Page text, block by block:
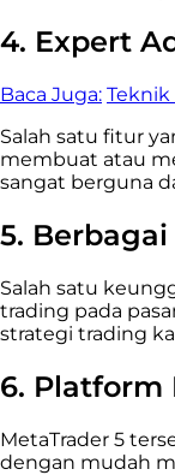
4. Expert
Baca Juga: Teknik
Salah satu fitur
membuat atau
sangat berguna
5.
Salah satu
trading pada
strategi trading
6. Platform
MetaTrader 5
dengan mudah